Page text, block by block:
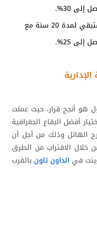
30%.
دفع مقدم 20% وتقسيط المتبقي لمدة 20 سنة مع
25%.
هو أنجح قرار، حيث عملت
أفضل البقاع الجغرافية
الهائل وذلك من أجل أن
خلال الاقتراب من الطرق
في الداون تاون بالقرب